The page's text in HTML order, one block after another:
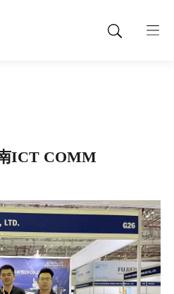
ICT COMM